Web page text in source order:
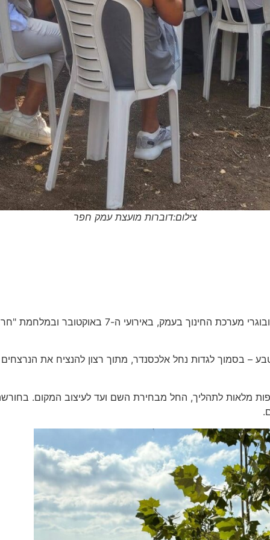
צילום:דוברות מועצת עמק חפר
מפגש נטיעות מרגש עם משפחות ששכלו את יקיריהן,
– בסמוך לגדות נחל אלכסנדר, מתוך רצון להנציח את
מלאות לתהליך, החל מבחירת השם ועד לעיצוב המקום.